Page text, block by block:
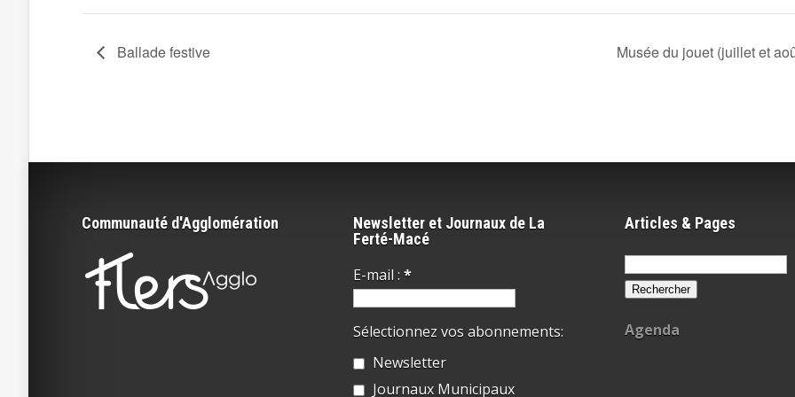
Ballade festive Musée du jouet (juillet et
Communauté d'Agglomération
Newsletter et Journaux de La
Ferté-Macé
E-mail : *
Sélectionnez vos abonnements:
Newsletter
Journaux Municipaux
Articles & Pages
Rechercher :
Agenda